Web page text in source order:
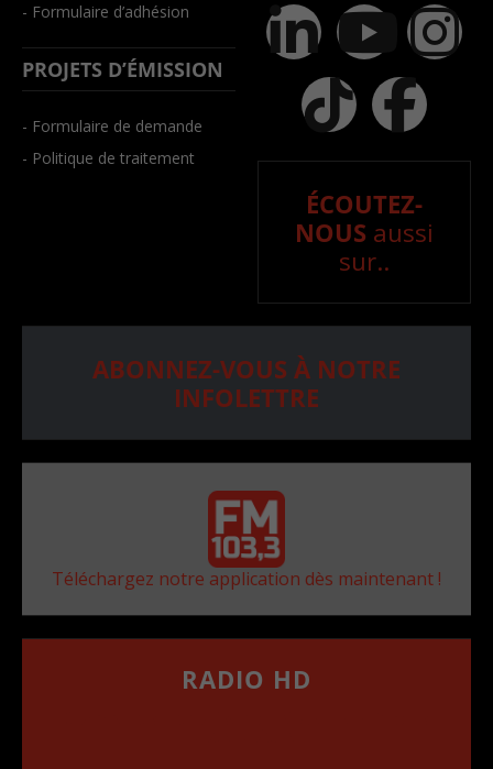
- Formulaire d’adhésion
PROJETS D’ÉMISSION
- Formulaire de demande
- Politique de traitement
ÉCOUTEZ-
NOUS aussi
sur..
ABONNEZ-VOUS À NOTRE
INFOLETTRE
Téléchargez notre application dès maintenant !
RADIO HD